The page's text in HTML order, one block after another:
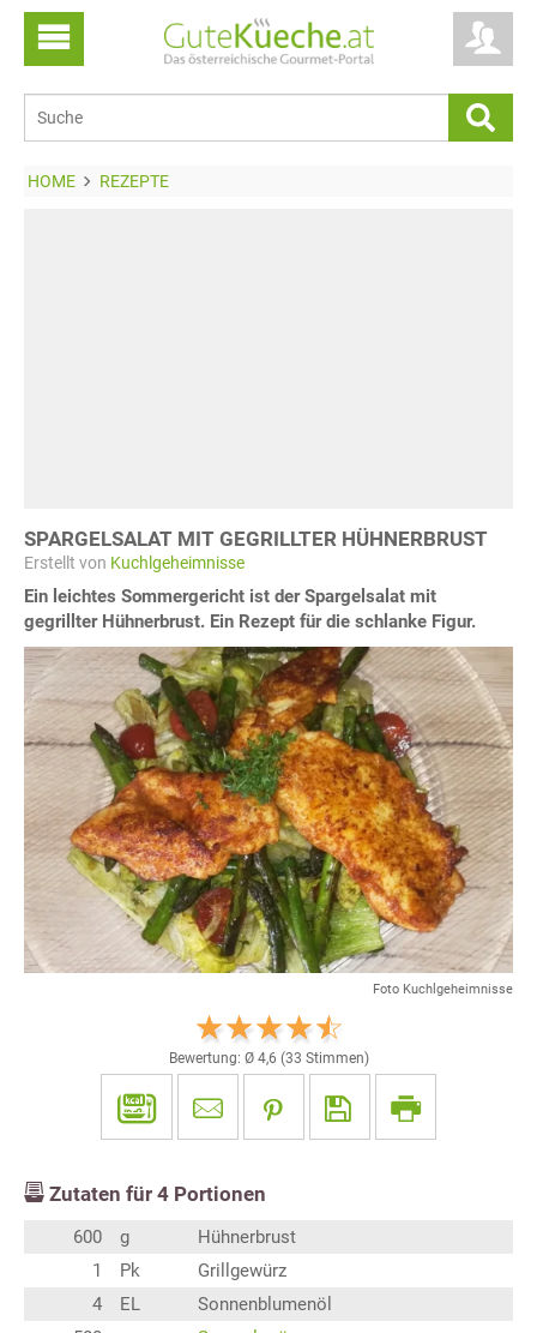
HOME REZEPTE
SPARGELSALAT MIT GEGRILLTER HÜHNERBRUST
Erstellt von Kuchlgeheimnisse
Ein leichtes Sommergericht ist der Spargelsalat mit
gegrillter Hühnerbrust. Ein Rezept für die schlanke Figur.
Foto Kuchlgeheimnisse
Bewertung: Ø 4,6 (33 Stimmen)
Zutaten für 4 Portionen
600 g
Hühnerbrust
1
Pk
Grillgewürz
4
EL
Sonnenblumenöl